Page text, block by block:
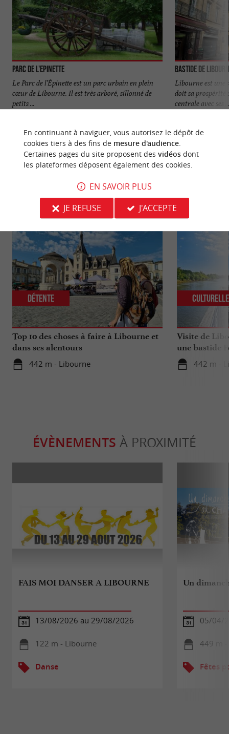
Parc de l'Epinette
Le Parc de l’Épinette est un parc urbain en plein
cœur de Libourne. Il est très arboré, sillonné de
petits ...
Bastide de
Libourne est une
doit sa prospérité
centrale avec ses
NOUS AVONS TESTÉPOUR VOUS
Top 10 des choses à faire à Libourne et
dans ses alentours
442 m - Libourne
Détente
Visite de
une bastide
442 m -
Culturelle
ÉVÈNEMENTS À PROXIMITÉ
FAIS MOI DANSER A LIBOURNE
13/08/2026 au 29/08/2026
122 m - Libourne
Danse
Un
05/04/
449 m
Fêtes
En continuant à naviguer, vous autorisez le dépôt de
cookies tiers à des fins de mesure d'audience.
Certaines pages du site proposent des vidéosdont
les plateformes déposent également des cookies.
EN SAVOIR PLUS
JE REFUSE
J'ACCEPTE